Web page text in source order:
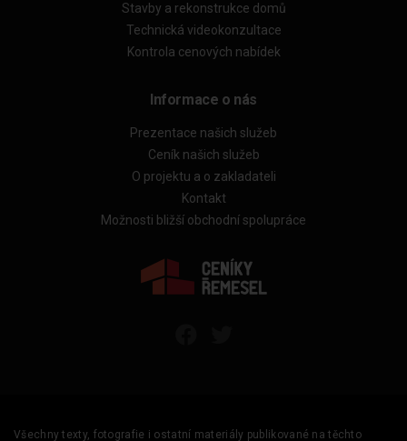
Stavby a rekonstrukce domů
Technická videokonzultace
Kontrola cenových nabídek
Informace o nás
Prezentace našich služeb
Ceník našich služeb
O projektu a o zakladateli
Kontakt
Možnosti bližší obchodní spolupráce
Všechny texty, fotografie i ostatní materiály publikované na těchto